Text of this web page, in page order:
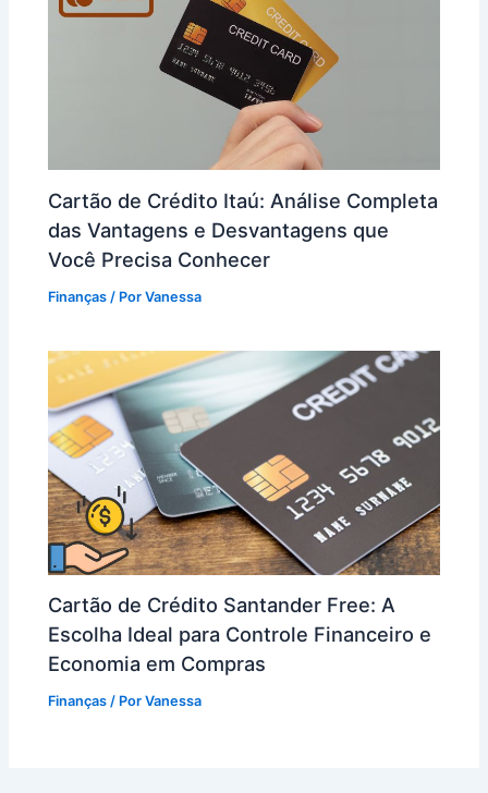
Cartão de Crédito Itaú: Análise Completa
das Vantagens e Desvantagens que
Você Precisa Conhecer
Finanças / PorVanessa
Cartão de Crédito Santander Free: A
Escolha Ideal para Controle Financeiro e
Economia em Compras
Finanças / PorVanessa